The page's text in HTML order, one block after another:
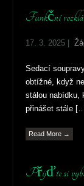
Funkční
17. 3. 2025 |
Sedací
obtížné, když
stálou nabídku,
přinášet stále
Read More →
Přijďte si